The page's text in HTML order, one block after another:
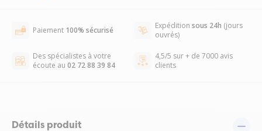
Paiement 100% sécurisé Expédition sous 24h (jours
ouvrés)
Des spécialistes à votre
écoute au 02 72 88 39 84
4,5/5 sur + de 7000 avis
clients
Détails produit